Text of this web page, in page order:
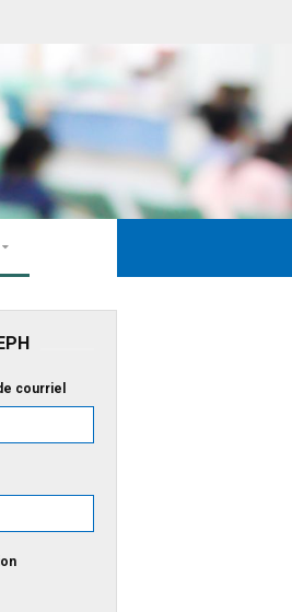
courriel